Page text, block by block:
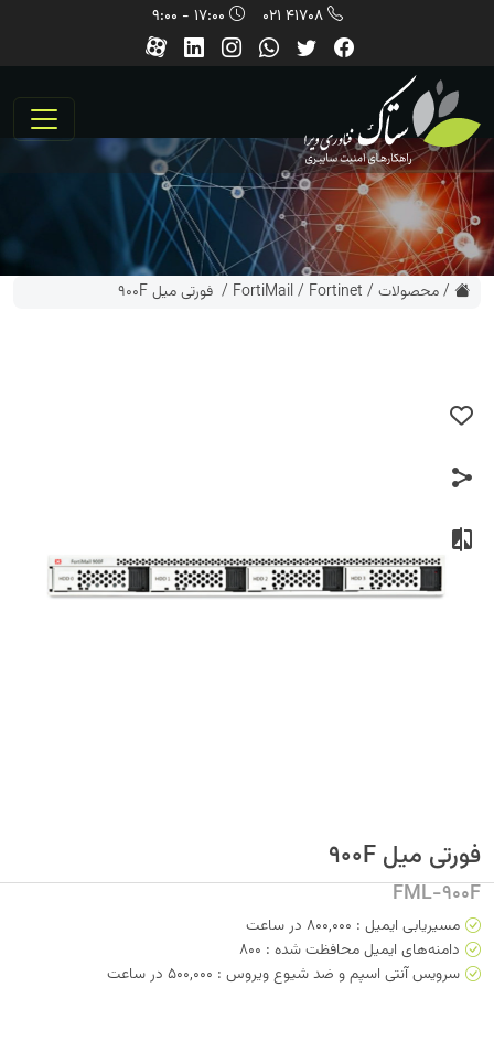
41708 021
/محصولات /
Fortinet
/
FortiMail / فورتی میل 900F
فورتی میل 900F
FML-900F
مسیریابی ایمیل : 800,000 در ساعت
دامنه‌های ایمیل محافظت شده : 800
سرویس آنتی اسپم و ضد شیوع ویروس : 500,000 در ساعت